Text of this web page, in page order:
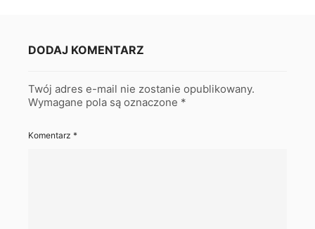
DODAJ KOMENTARZ
Twój adres e-mail nie zostanie opublikowany.
Wymagane pola są oznaczone *
Komentarz *